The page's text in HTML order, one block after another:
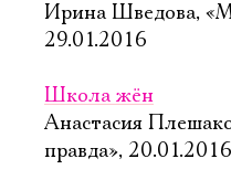
Ирина Шведова,
29.01.2016
Школа жён
Анастасия
правда», 20.01.2016